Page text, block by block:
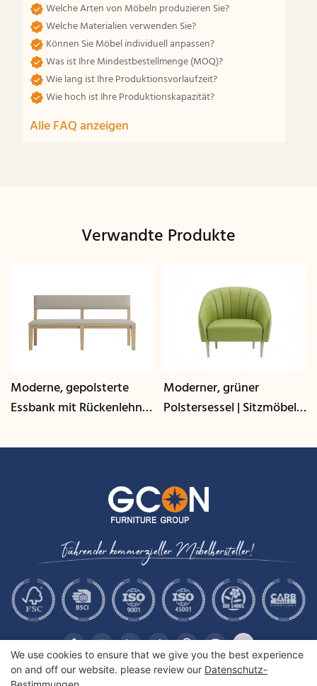
Welche Arten von Möbeln produzieren Sie?
Welche Materialien verwenden Sie?
Können Sie Möbel individuell anpassen?
Was ist Ihre Mindestbestellmenge (MOQ)?
Wie lang ist Ihre Produktionsvorlaufzeit?
Wie hoch ist Ihre Produktionskapazität?
Alle FAQ anzeigen
Verwandte Produkte
Moderne, gepolsterte
Essbank mit Rückenlehne
Gastronomie und
Moderner, grüner
Polstersessel | Sitzmöbel
– GCON
Führender kommerzieller Möbelhersteller!
We use cookies to ensure that we give you the best experience
on and off our website. please review our Datenschutz-